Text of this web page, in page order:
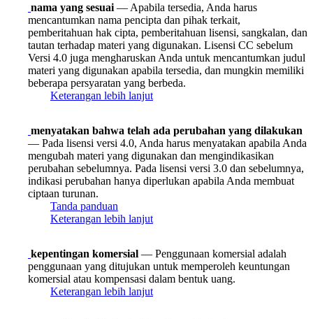
nama yang sesuai — Apabila tersedia, Anda harus
mencantumkan nama pencipta dan pihak terkait,
pemberitahuan hak cipta, pemberitahuan lisensi, sangkalan, dan
tautan terhadap materi yang digunakan. Lisensi CC sebelum
Versi 4.0 juga mengharuskan Anda untuk mencantumkan judul
materi yang digunakan apabila tersedia, dan mungkin memiliki
beberapa persyaratan yang berbeda.
Keterangan lebih lanjut
menyatakan bahwa telah ada perubahan yang dilakukan
— Pada lisensi versi 4.0, Anda harus menyatakan apabila Anda
mengubah materi yang digunakan dan mengindikasikan
perubahan sebelumnya. Pada lisensi versi 3.0 dan sebelumnya,
indikasi perubahan hanya diperlukan apabila Anda membuat
ciptaan turunan.
Tanda panduan
Keterangan lebih lanjut
kepentingan komersial — Penggunaan komersial adalah
penggunaan yang ditujukan untuk memperoleh keuntungan
komersial atau kompensasi dalam bentuk uang.
Keterangan lebih lanjut